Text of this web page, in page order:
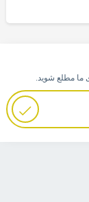
ما مطلع شوید.